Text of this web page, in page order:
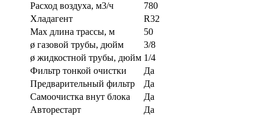
Расход воздуха, м3/ч
780
Хладагент
R32
Max длина трассы, м
50
ø газовой трубы, дюйм
3/8
ø жидкостной трубы, дюйм 1/4
Фильтр тонкой очистки
Да
Предварительный фильтр
Да
Самоочистка внут блока
Да
Авторестарт
Да